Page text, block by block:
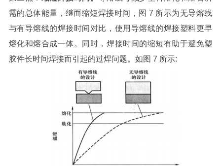
需的总体能量，继而缩短焊接时间，图 7 所示为无导熔线
与有导熔线的焊接时间对比，使用导熔线的焊接塑料更早
熔化和熔合成一体。同时，焊接时间的缩短有助于避免塑
胶件长时间焊接而引起的过焊问题。如图 7 所示: